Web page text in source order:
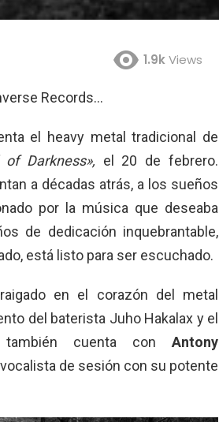
1.9kViews
Records…
el heavy metal tradicional de
of Darkness», el 20 de febrero.
a décadas atrás, a los sueños
por la música que deseaba
de dedicación inquebrantable,
está listo para ser escuchado.
en el corazón del metal
del baterista Juho Hakalax y el
cuenta conAntony
de sesión con su potente